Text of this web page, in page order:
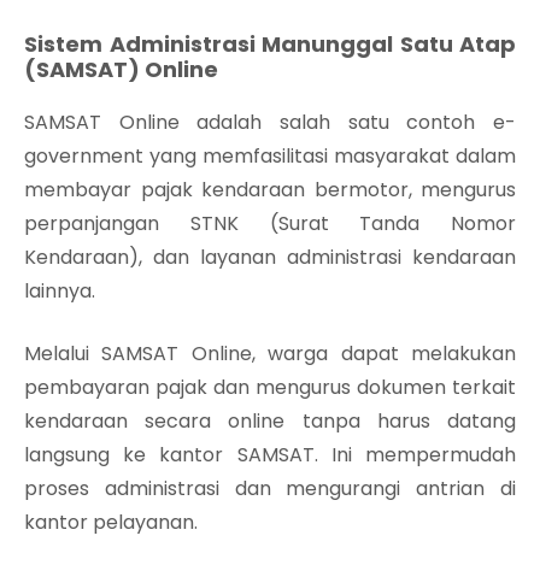
Sistem Administrasi Manunggal Satu Atap
(SAMSAT) Online
SAMSAT Online adalah salah satu contoh e-
government yang memfasilitasi masyarakat dalam
membayar pajak kendaraan bermotor, mengurus
perpanjangan STNK (Surat Tanda Nomor
Kendaraan), dan layanan administrasi kendaraan
lainnya.
Melalui SAMSAT Online, warga dapat melakukan
pembayaran pajak dan mengurus dokumen terkait
kendaraan secara online tanpa harus datang
langsung ke kantor SAMSAT. Ini mempermudah
proses administrasi dan mengurangi antrian di
kantor pelayanan.